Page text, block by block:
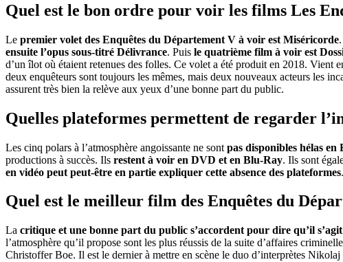
Quel est le bon ordre pour voir les films Les
Le premier volet des Enquêtes du Département V à voir est Miséricorde
ensuite l’opus sous-titré Délivrance. Puis le quatrième film à voir est
d’un îlot où étaient retenues des folles. Ce volet a été produit en 2018. Vient
deux enquêteurs sont toujours les mêmes, mais deux nouveaux acteurs les
assurent très bien la relève aux yeux d’une bonne part du public.
Quelles plateformes permettent de regarder
Les cinq polars à l’atmosphère angoissante ne sont pas disponibles hélas
productions à succès. Ils restent à voir en DVD et en Blu-Ray. Ils sont
en vidéo peut peut-être en partie expliquer cette absence des plateformes.
Quel est le meilleur film des Enquêtes du
La critique et une bonne part du public s’accordent pour dire qu’il
l’atmosphère qu’il propose sont les plus réussis de la suite d’affaires
Christoffer Boe. Il est le dernier à mettre en scène le duo d’interprètes